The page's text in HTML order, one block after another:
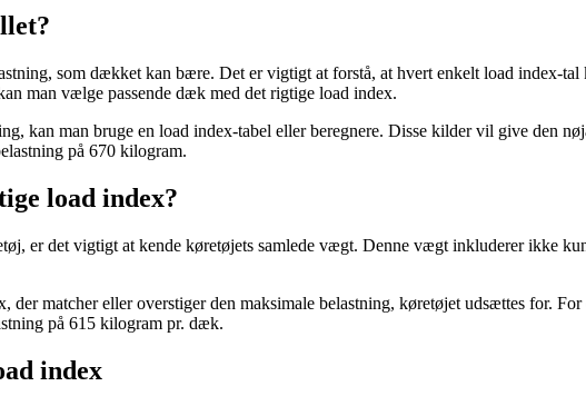
som dækket kan bære. Det er vigtigt at forstå, at hvert enkelt load index-
man vælge passende dæk med det rigtige load index.
kan man bruge en load index-tabel eller beregnere. Disse kilder vil give den
på 670 kilogram.
load index?
er det vigtigt at kende køretøjets samlede vægt. Denne vægt inkluderer ikke
matcher eller overstiger den maksimale belastning, køretøjet udsættes for.
på 615 kilogram pr. dæk.
index